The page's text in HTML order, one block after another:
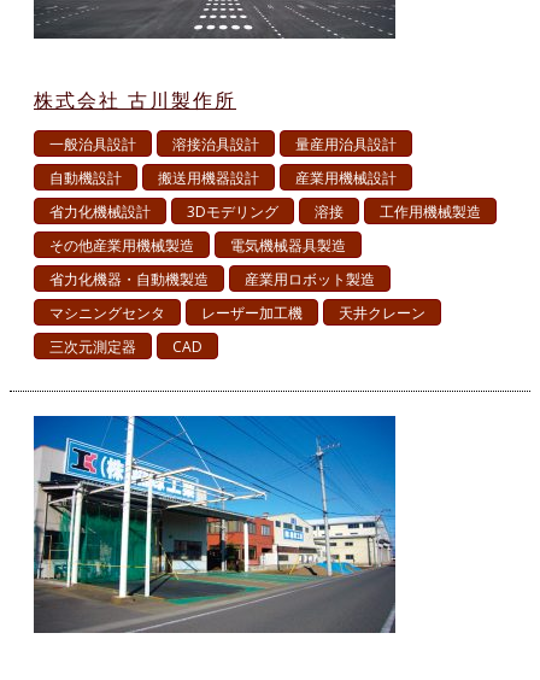
株式会社 古川製作所
一般治具設計 溶接治具設計
量産用治具設計
自動機設計
搬送用機器設計
産業用機械設計
省力化機械設計
3Dモデリング 溶接
工作用機械製造
その他産業用機械製造
電気機械器具製造
省力化機器・自動機製造
産業用ロボット製造
マシニングセンタ
レーザー加工機
天井クレーン
三次元測定器
CAD